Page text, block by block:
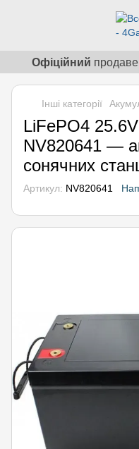
Офіційний
Інші категорії
LiFePO4
NV820641 —
сонячних
Артикул: NV820641